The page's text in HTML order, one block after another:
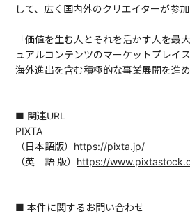
して、広く国内外のクリエイターが参加
「価値を生む人とそれを活かす人を最
ュアルコンテンツのマーケットプレイ
海外進出を含む積極的な事業展開を進め
■ 関連URL
PIXTA
（日本語版） https://pixta.jp/
（英 語 版） https://
■ 本件に関するお問い合わせ